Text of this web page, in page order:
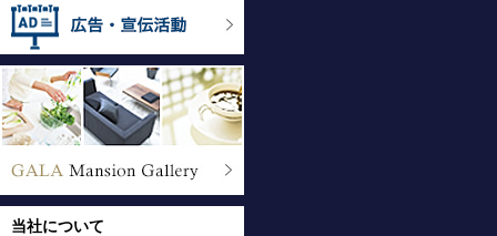
当社について